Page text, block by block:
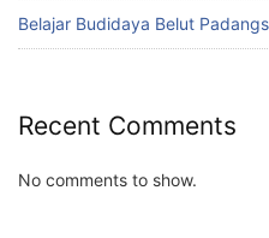
Belajar Budidaya Belut
Recent Comments
No comments to show.